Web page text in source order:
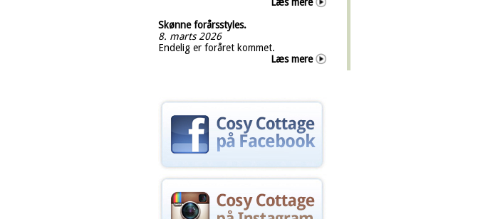
Skønne forårsstyles.
8. marts 2026
Endelig er foråret kommet.
Læs mere